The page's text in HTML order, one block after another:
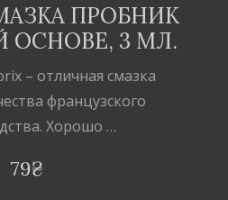
ПРОБНИК
ОСНОВЕ, 3 МЛ.
– отличная смазка
французского
Хорошо …
79₴